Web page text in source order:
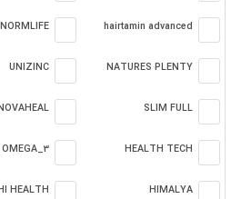
hairtamin advanced
NORMLIFE
NATURES PLENTY
UNIZINC
SLIM FULL
HEALTH TECH
HIMALYA
HEALTH